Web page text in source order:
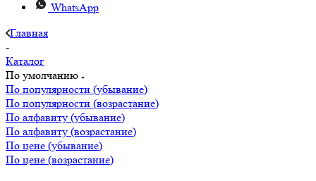
WhatsApp
Главная
-
Каталог
По умолчанию
По популярности (убывание)
По популярности (возрастание)
По алфавиту (убывание)
По алфавиту (возрастание)
По цене (убывание)
По цене (возрастание)